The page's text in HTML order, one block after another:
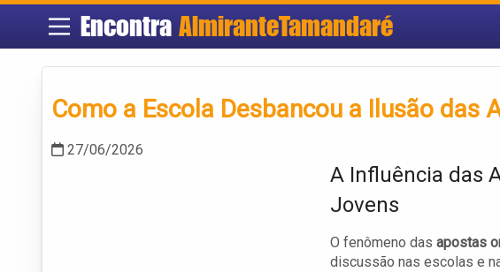
Encontra AlmiranteTamandaré
Como a Escola Desbancou a Ilusão das
27/06/2026
A Influência das
Jovens
O fenômeno das apostas
discussão nas escolas e